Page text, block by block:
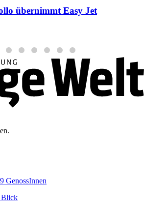
übernimmt Easy Jet
GenossInnen
Blick